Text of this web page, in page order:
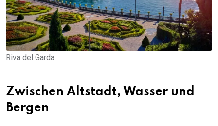
Riva del Garda
Zwischen Altstadt, Wasser und
Bergen